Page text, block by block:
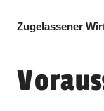
Zugelassener